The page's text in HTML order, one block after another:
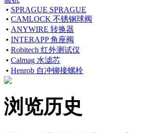
• SPRAGUE SPRAGUE
• CAMLOCK 不锈钢球阀
• ANYWIRE 转换器
• INTERAPP 角座阀
• Robitech 红外测试仪
• Calmag 水滤芯
• Henrob 自冲铆接螺栓
浏览历史